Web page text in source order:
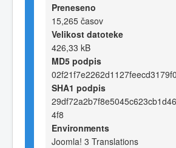
Preneseno
15,265 časov
Velikost datoteke
426,33 kB
MD5 podpis
SHA1 podpis
4f8
Environments
Joomla! 3 Translations